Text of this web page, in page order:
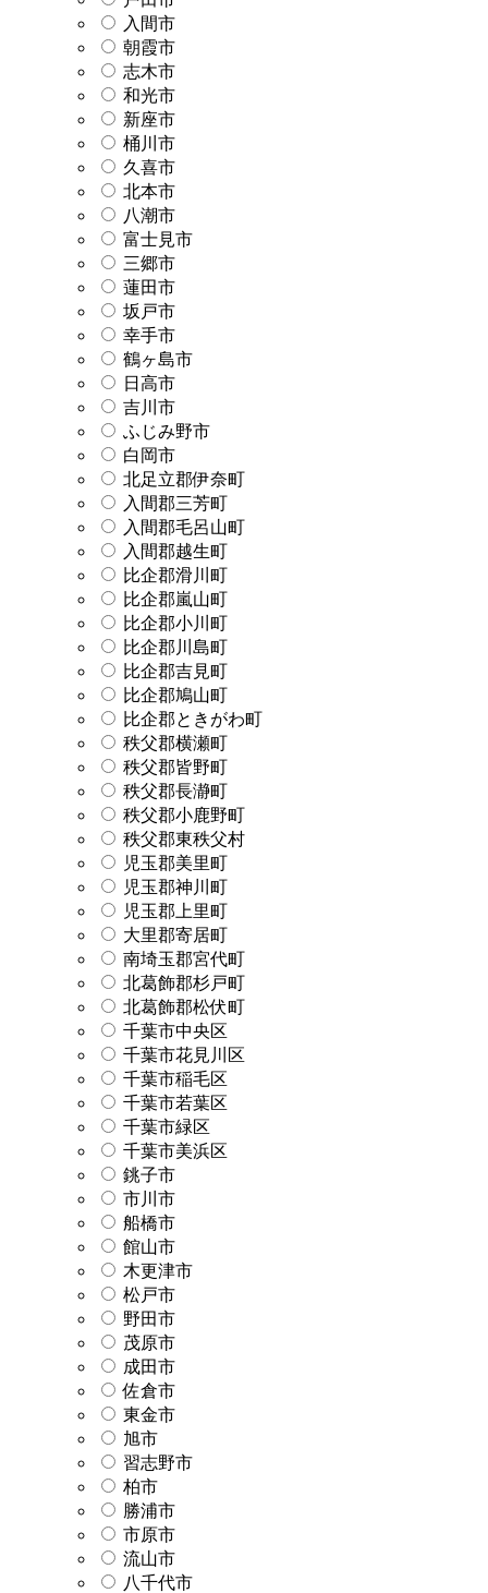
入間市
朝霞市
志木市
和光市
新座市
桶川市
久喜市
北本市
八潮市
富士見市
三郷市
蓮田市
坂戸市
幸手市
鶴ヶ島市
日高市
吉川市
ふじみ野市
白岡市
北足立郡伊奈町
入間郡三芳町
入間郡毛呂山町
入間郡越生町
比企郡滑川町
比企郡嵐山町
比企郡小川町
比企郡川島町
比企郡吉見町
比企郡鳩山町
比企郡ときがわ町
秩父郡横瀬町
秩父郡皆野町
秩父郡長瀞町
秩父郡小鹿野町
秩父郡東秩父村
児玉郡美里町
児玉郡神川町
児玉郡上里町
大里郡寄居町
南埼玉郡宮代町
北葛飾郡杉戸町
北葛飾郡松伏町
千葉市中央区
千葉市花見川区
千葉市稲毛区
千葉市若葉区
千葉市緑区
千葉市美浜区
銚子市
市川市
船橋市
館山市
木更津市
松戸市
野田市
茂原市
成田市
佐倉市
東金市
旭市
習志野市
柏市
勝浦市
市原市
流山市
八千代市